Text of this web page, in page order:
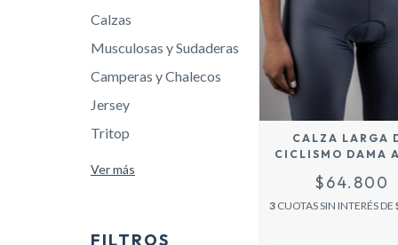
Calzas
Musculosas y Sudaderas
Camperas y Chalecos
Jersey
Tritop
Ver más
FILTROS
CALZA LARGA
CICLISMO DAMA
- COZY SPORT
$64.800
3 CUOTAS SIN INTERÉS DE